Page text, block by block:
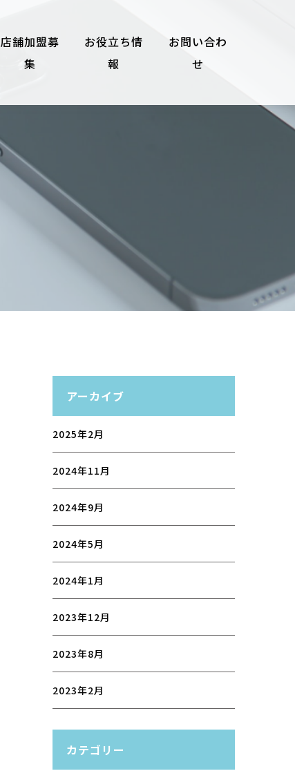
店舗加盟募
集
お役立ち情
報
お問い合わ
せ
アーカイブ
2025年2月
2024年11月
2024年9月
2024年5月
2024年1月
2023年12月
2023年8月
2023年2月
カテゴリー